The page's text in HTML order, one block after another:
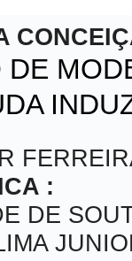
DE
:
DE